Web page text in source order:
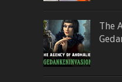
The